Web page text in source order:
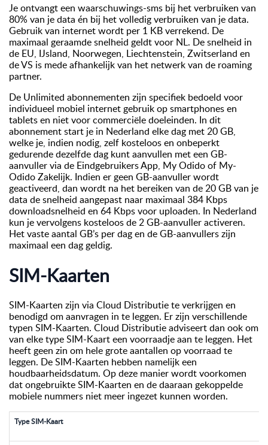
Je ontvangt een waarschuwings-sms bij het verbruiken van
80% van je data én bij het volledig verbruiken van je data.
Gebruik van internet wordt per 1 KB verrekend. De
maximaal geraamde snelheid geldt voor NL. De snelheid in
de EU, IJsland, Noorwegen, Liechtenstein, Zwitserland en
de VS is mede afhankelijk van het netwerk van de roaming
partner.
De Unlimited abonnementen zijn specifiek bedoeld voor
individueel mobiel internet gebruik op smartphones en
tablets en niet voor commerciële doeleinden. In dit
abonnement start je in Nederland elke dag met 20 GB,
welke je, indien nodig, zelf kosteloos en onbeperkt
gedurende dezelfde dag kunt aanvullen met een GB-
aanvuller via de Eindgebruikers App, My Odido of My-
Odido Zakelijk. Indien er geen GB-aanvuller wordt
geactiveerd, dan wordt na het bereiken van de 20 GB van je
data de snelheid aangepast naar maximaal 384 Kbps
downloadsnelheid en 64 Kbps voor uploaden. In Nederland
kun je vervolgens kosteloos de 2 GB-aanvuller activeren.
Het vaste aantal GB’s per dag en de GB-aanvullers zijn
maximaal een dag geldig.
SIM-Kaarten
SIM-Kaarten zijn via Cloud Distributie te verkrijgen en
benodigd om aanvragen in te leggen. Er zijn verschillende
typen SIM-Kaarten. Cloud Distributie adviseert dan ook om
van elke type SIM-Kaart een voorraadje aan te leggen. Het
heeft geen zin om hele grote aantallen op voorraad te
leggen. De SIM-Kaarten hebben namelijk een
houdbaarheidsdatum. Op deze manier wordt voorkomen
dat ongebruikte SIM-Kaarten en de daaraan gekoppelde
mobiele nummers niet meer ingezet kunnen worden.
Type SIM-Kaart